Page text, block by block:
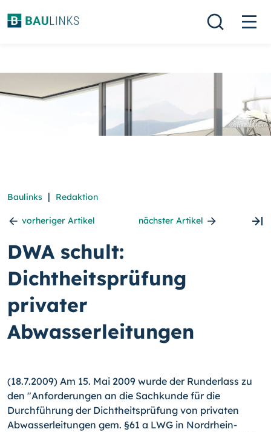
Baulinks | Redaktion
vorheriger Artikel nächster Artikel
DWA schult:
Dichtheitsprüfung
privater
Abwasserleitungen
(18.7.2009) Am 15. Mai 2009 wurde der Runderlass zu
den "Anforderungen an die Sachkunde für die
Durchführung der Dichtheitsprüfung von privaten
Abwasserleitungen gem. §61 a LWG in Nordrhein-